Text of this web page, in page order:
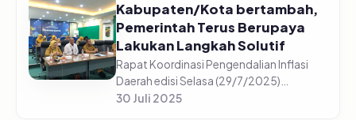
Kabupaten/Kota bertambah,
Pemerintah Terus Berupaya
Lakukan Langkah Solutif
Rapat Koordinasi Pengendalian Inflasi
Daerah edisi Selasa (29/7/2025)
Sekretaris Jenderal Kementerian Dalam
30 Juli 2025